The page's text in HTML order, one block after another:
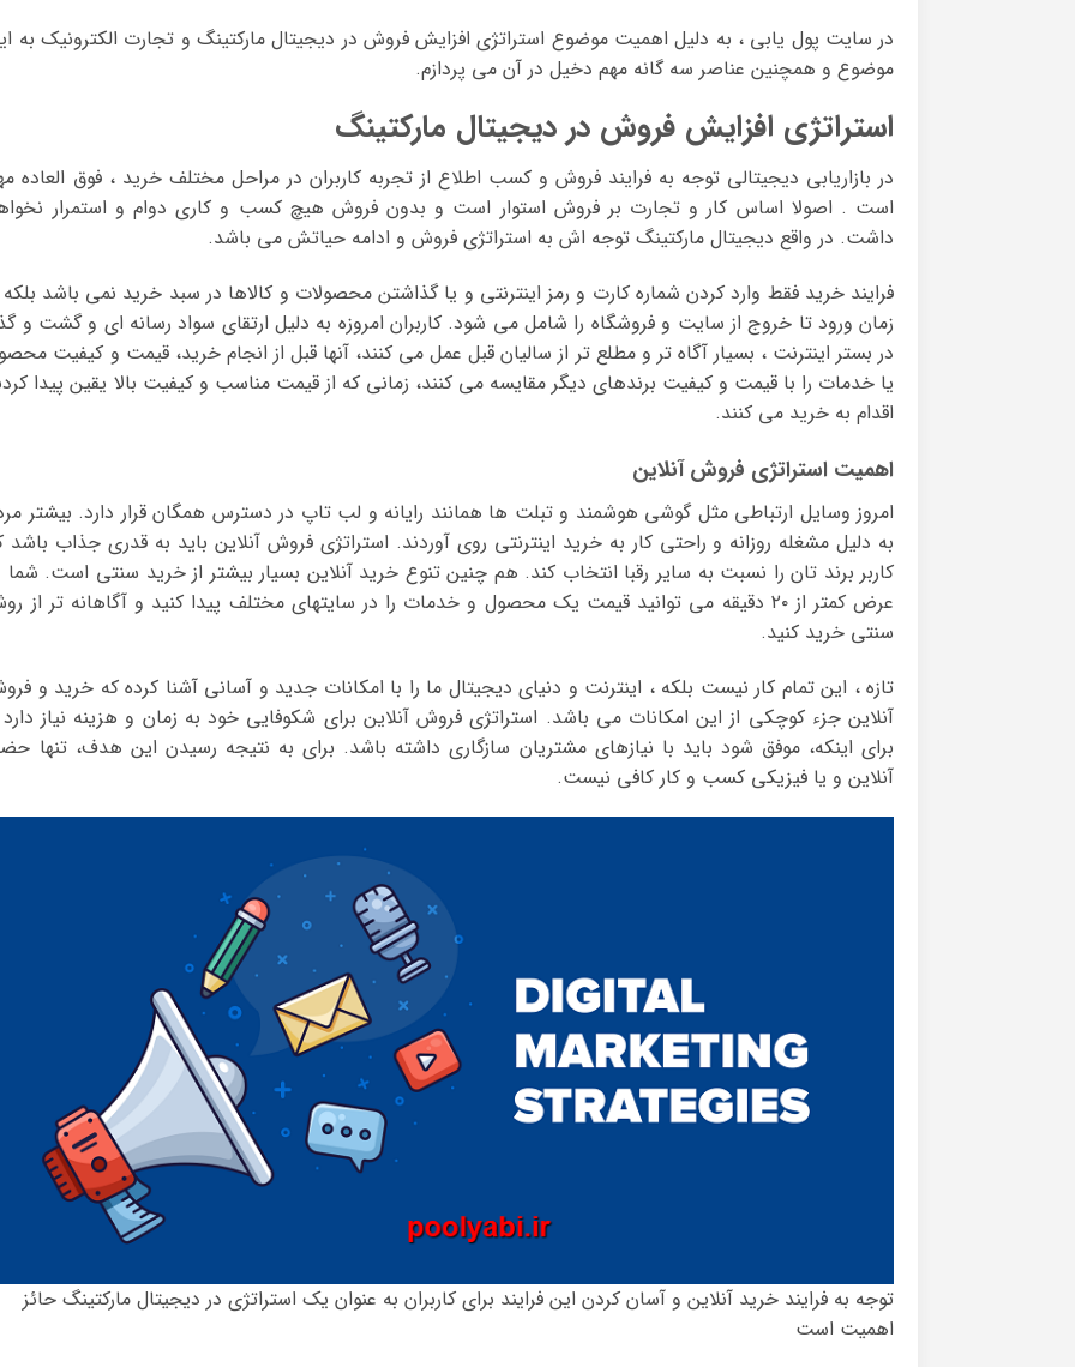
در سایت پول یابی ، به دلیل اهمیت موضوع استراتژی افزایش فروش در دیجیتال مارکتینگ و تجارت الکترونیک به
موضوع و همچنین عناصر سه گانه مهم دخیل در آن می پردازم.
استراتژی افزایش فروش در دیجیتال مارکتینگ
در بازاریابی دیجیتالی توجه به فرایند فروش و کسب اطلاع از تجربه کاربران در مراحل مختلف خرید ، فوق العاده
است . اصولا اساس کار و تجارت بر فروش استوار است و بدون فروش هیچ کسب و کاری دوام و استمرار
داشت. در واقع دیجیتال مارکتینگ توجه اش به استراتژی فروش و ادامه حیاتش می باشد.
فرایند خرید فقط وارد کردن شماره کارت و رمز اینترنتی و یا گذاشتن محصولات و کالاها در سبد خرید نمی باشد بلکه
زمان ورود تا خروج از سایت و فروشگاه را شامل می شود. کاربران امروزه به دلیل ارتقای سواد رسانه ای و گشت و
در بستر اینترنت ، بسیار آگاه تر و مطلع تر از سالیان قبل عمل می کنند، آنها قبل از انجام خرید، قیمت و کیفیت
یا خدمات را با قیمت و کیفیت برندهای دیگر مقایسه می کنند، زمانی که از قیمت مناسب و کیفیت بالا یقین پیدا
اقدام به خرید می کنند.
اهمیت استراتژی فروش آنلاین
امروز وسایل ارتباطی مثل گوشی هوشمند و تبلت ها همانند رایانه و لب تاپ در دسترس همگان قرار دارد. بیشتر
به دلیل مشغله روزانه و راحتی کار به خرید اینترنتی روی آوردند. استراتژی فروش آنلاین باید به قدری جذاب باشد
کاربر برند تان را نسبت به سایر رقبا انتخاب کند. هم چنین تنوع خرید آنلاین بسیار بیشتر از خرید سنتی است. شما
عرض کمتر از ۲۰ دقیقه می توانید قیمت یک محصول و خدمات را در سایتهای مختلف پیدا کنید و آگاهانه تر از
سنتی خرید کنید.
تازه ، این تمام کار نیست بلکه ، اینترنت و دنیای دیجیتال ما را با امکانات جدید و آسانی آشنا کرده که خرید و
آنلاین جزء کوچکی از این امکانات می باشد. استراتژی فروش آنلاین برای شکوفایی خود به زمان و هزینه نیاز
برای اینکه، موفق شود باید با نیازهای مشتریان سازگاری داشته باشد. برای به نتیجه رسیدن این هدف، تنها
آنلاین و یا فیزیکی کسب و کار کافی نیست.
توجه به فرایند خرید آنلاین و آسان کردن این فرایند برای کاربران به عنوان یک استراتژی در دیجیتال مارکتینگ حائز
اهمیت است